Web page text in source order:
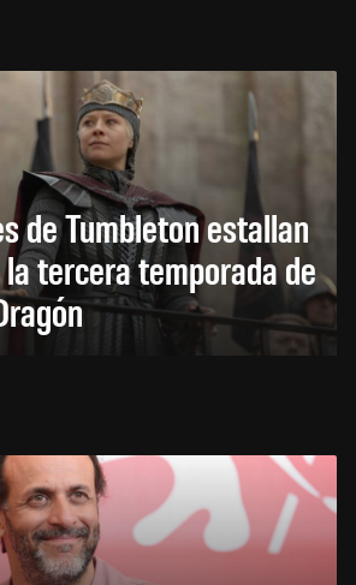
de Tumbleton estallan
tercera temporada de